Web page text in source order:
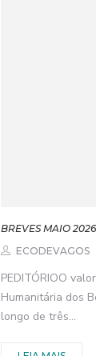
BREVES MAIO 2026
ECODEVAGOS
PEDITÓRIOO
Humanitária dos
longo de três...